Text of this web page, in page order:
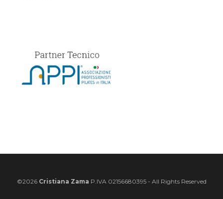
©2026 Cristiana Zama P.IVA 02156680395 - All Rights Reserved